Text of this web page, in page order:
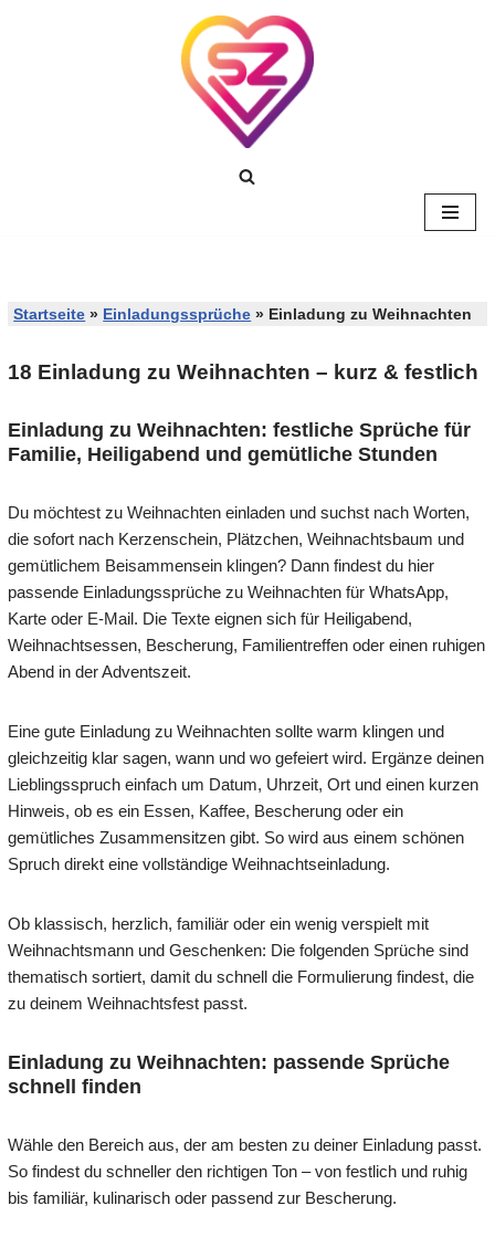
Startseite » Einladungssprüche » Einladung zu Weihnachten
18 Einladung zu Weihnachten – kurz & festlich
Einladung zu Weihnachten: festliche Sprüche für
Familie, Heiligabend und gemütliche Stunden
Du möchtest zu Weihnachten einladen und suchst nach Worten,
die sofort nach Kerzenschein, Plätzchen, Weihnachtsbaum und
gemütlichem Beisammensein klingen? Dann findest du hier
passende Einladungssprüche zu Weihnachten für WhatsApp,
Karte oder E-Mail. Die Texte eignen sich für Heiligabend,
Weihnachtsessen, Bescherung, Familientreffen oder einen ruhigen
Abend in der Adventszeit.
Eine gute Einladung zu Weihnachten sollte warm klingen und
gleichzeitig klar sagen, wann und wo gefeiert wird. Ergänze deinen
Lieblingsspruch einfach um Datum, Uhrzeit, Ort und einen kurzen
Hinweis, ob es ein Essen, Kaffee, Bescherung oder ein
gemütliches Zusammensitzen gibt. So wird aus einem schönen
Spruch direkt eine vollständige Weihnachtseinladung.
Ob klassisch, herzlich, familiär oder ein wenig verspielt mit
Weihnachtsmann und Geschenken: Die folgenden Sprüche sind
thematisch sortiert, damit du schnell die Formulierung findest, die
zu deinem Weihnachtsfest passt.
Einladung zu Weihnachten: passende Sprüche
schnell finden
Wähle den Bereich aus, der am besten zu deiner Einladung passt.
So findest du schneller den richtigen Ton – von festlich und ruhig
bis familiär, kulinarisch oder passend zur Bescherung.